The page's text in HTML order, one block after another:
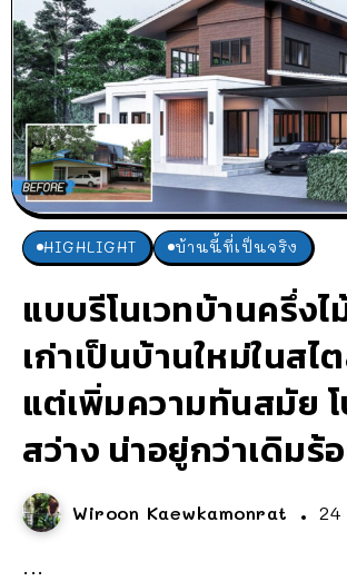
HIGHLIGHT บ้านนี้ที่เป็นจริง
แบบรีโนเวทบ้านครึ่ง
เก่าเป็นบ้านใหม่ในสไ
แต่เพิ่มความทันสมัย
สว่าง น่าอยู่กว่าเดิมร้
Wiroon Kaewkamonrat 24
...